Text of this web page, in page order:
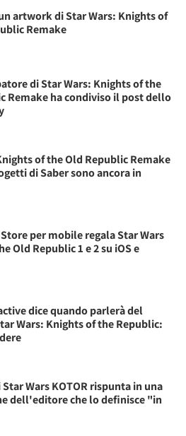
artwork di Star Wars: Knights of
Remake
di Star Wars: Knights of the
Remake ha condiviso il post dello
of the Old Republic Remake
di Saber sono ancora in
Store per mobile regala Star Wars
Old Republic 1 e 2 su iOS e
dice quando parlerà del
Wars: Knights of the Republic:
Wars KOTOR rispunta in una
dell'editore che lo definisce "in